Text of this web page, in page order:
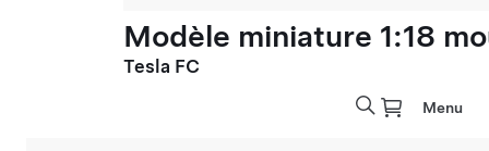
Modèle miniature 1:18
Tesla FC
Menu